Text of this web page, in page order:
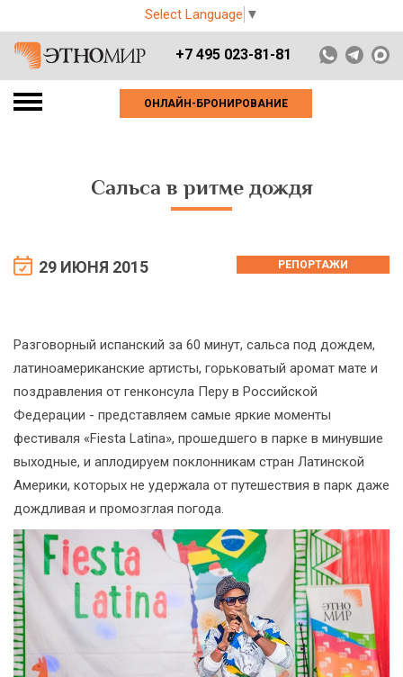
Select Language ▼
+7 495 023-81-81
ОНЛАЙН-БРОНИРОВАНИЕ
Сальса в ритме дождя
29 ИЮНЯ 2015 РЕПОРТАЖИ
Разговорный испанский за 60 минут, сальса под дождем,
латиноамериканские артисты, горьковатый аромат мате и
поздравления от генконсула Перу в Российской
Федерации - представляем самые яркие моменты
фестиваля «Fiesta Latina», прошедшего в парке в минувшие
выходные, и аплодируем поклонникам стран Латинской
Америки, которых не удержала от путешествия в парк даже
дождливая и промозглая погода.